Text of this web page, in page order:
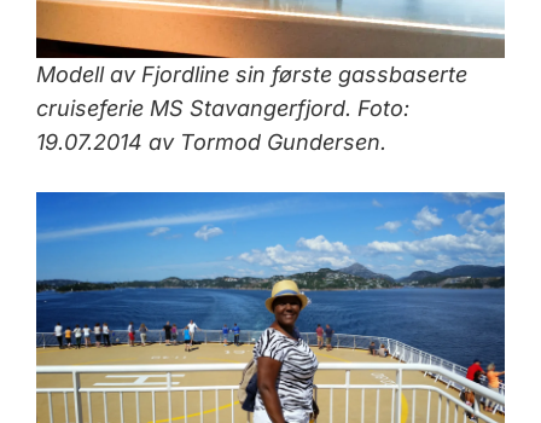
Modell av Fjordline sin første gassbaserte
cruiseferie MS Stavangerfjord. Foto:
19.07.2014 av Tormod Gundersen.